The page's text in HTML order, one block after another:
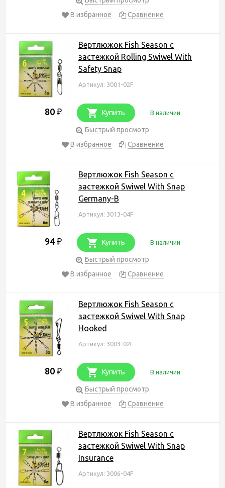
В избранное
Сравнение
Вертлюжок Fish Season с
застежкой Rolling Swiwel With
Safety Snap
Артикул: 3001-02F
80 ₽ Купить В наличии
Быстрый просмотр
В избранное
Сравнение
Вертлюжок Fish Season с
застежкой Swiwel With Snap
Germany-B
Артикул: 3013-04F
94 ₽ Купить В наличии
Быстрый просмотр
В избранное
Сравнение
Вертлюжок Fish Season с
застежкой Swiwel With Snap
Hooked
Артикул: 3003-02F
80 ₽ Купить В наличии
Быстрый просмотр
В избранное
Сравнение
Вертлюжок Fish Season с
застежкой Swiwel With Snap
Insurance
Артикул: 3006-04F